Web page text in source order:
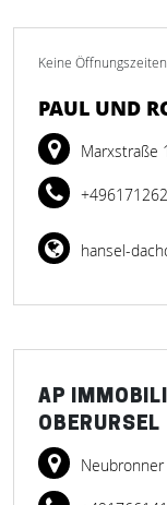
Keine
PAUL UND
Marxstraße
hansel-
AP
OBERURSEL
Neubronner